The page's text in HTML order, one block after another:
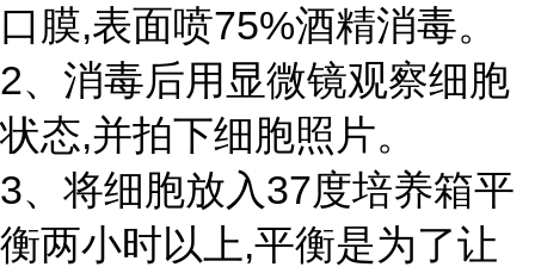
口膜,表面喷75%酒精消毒。
2、消毒后用显微镜观察细胞
状态,并拍下细胞照片。
3、将细胞放入37度培养箱平
衡两小时以上,平衡是为了让